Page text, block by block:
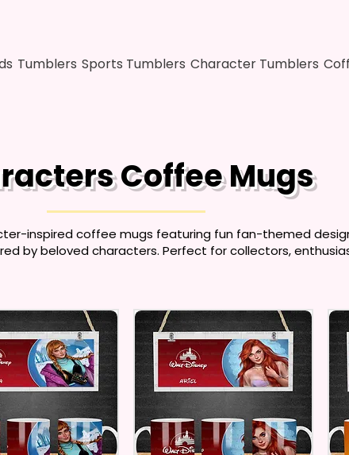
Tumblers Sports Tumblers Character Tumblers
Coffee Mugs
inspired coffee mugs featuring fun fan-themed
by beloved characters. Perfect for collectors,